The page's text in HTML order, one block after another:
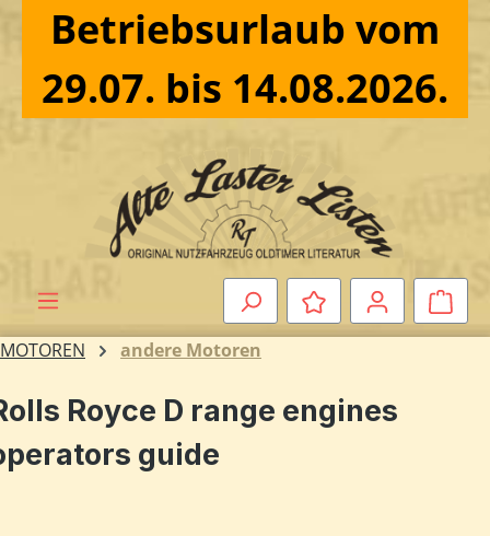
Zum Hauptinhalt springen
Betriebsurlaub vom
29.07. bis 14.08.2026.
MOTOREN andere Motoren
Royce D range engines
guide